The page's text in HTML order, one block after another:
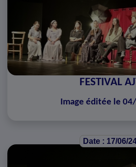
FESTIVAL
Image éditée le
Date : 17/06/